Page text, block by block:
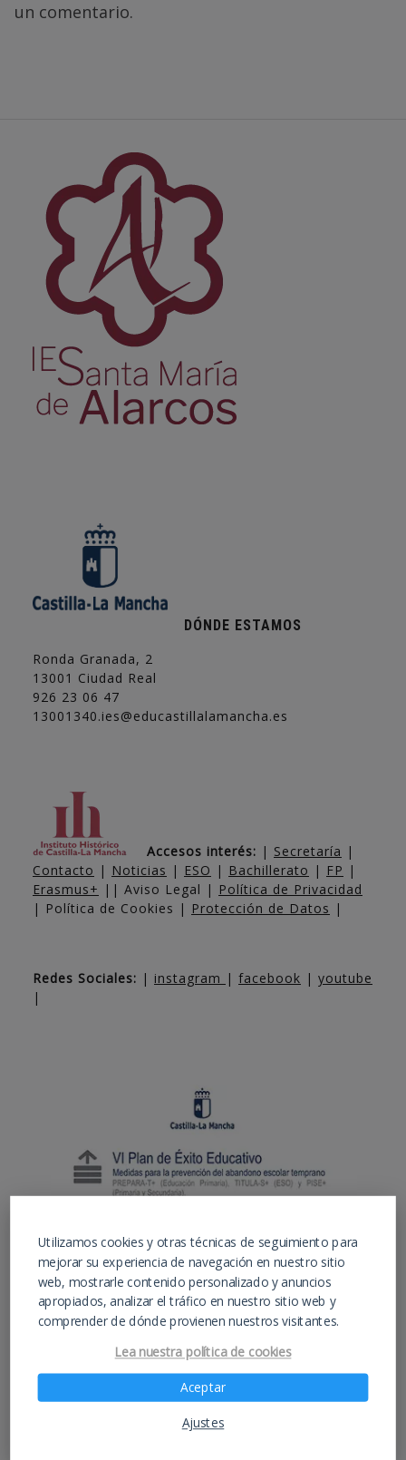
un comentario.
DÓNDE ESTAMOS
Ronda Granada, 2
13001 Ciudad Real
926 23 06 47
13001340.ies@educastillalamancha.es
Accesos interés: | Secretaría |
Contacto | Noticias | ESO | Bachillerato | FP |
Erasmus+ || Aviso Legal | Política de Privacidad
| Política de Cookies | Protección de Datos |
Redes Sociales: | instagram | facebook | youtube
|
Bachiller y FP Hostelería y Turismo –
Utilizamos cookies y otras técnicas de seguimiento para
mejorar su experiencia de navegación en nuestro sitio
web, mostrarle contenido personalizado y anuncios
apropiados, analizar el tráfico en nuestro sitio web y
comprender de dónde provienen nuestros visitantes.
Lea nuestra política de cookies
Aceptar
Ajustes